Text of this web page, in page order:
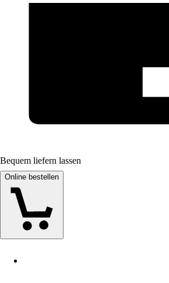
Bequem liefern lassen
Online bestellen